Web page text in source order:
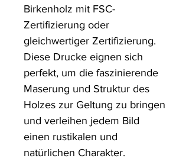
Birkenholz mit FSC-
Zertifizierung oder
gleichwertiger Zertifizierung.
Diese Drucke eignen sich
perfekt, um die faszinierende
Maserung und Struktur des
Holzes zur Geltung zu bringen
und verleihen jedem Bild
einen rustikalen und
natürlichen Charakter.